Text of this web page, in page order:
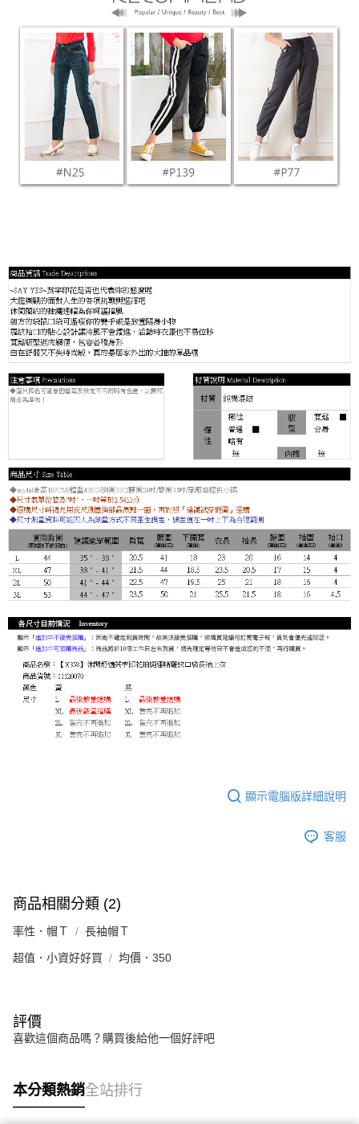
顯示電腦版詳細說明
客服
商品相關分類 (2)
率性．帽Ｔ 長袖帽Ｔ
超值．小資好好買 均價．350
評價
喜歡這個商品嗎？購買後給他一個好評吧
本分類熱銷全站排行